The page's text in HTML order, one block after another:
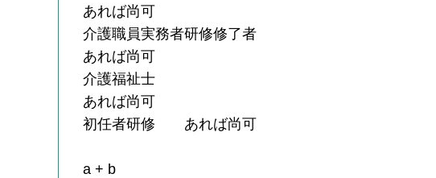
あれば尚可
介護職員実務者研修修了者
あれば尚可
介護福祉士
あれば尚可
初任者研修 あれば尚可
a + b